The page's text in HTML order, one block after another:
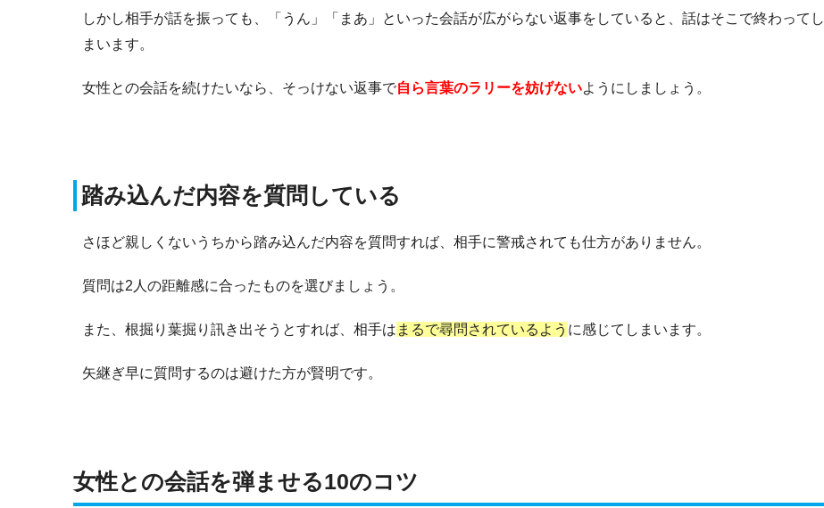
しかし相手が話を振っても、「うん」「まあ」といった会話が広がらない返事をしていると、話はそこで終わってし
まいます。
女性との会話を続けたいなら、そっけない返事で自ら言葉のラリーを妨げないようにしましょう。
踏み込んだ内容を質問している
さほど親しくないうちから踏み込んだ内容を質問すれば、相手に警戒されても仕方がありません。
質問は2人の距離感に合ったものを選びましょう。
また、根掘り葉掘り訊き出そうとすれば、相手は まるで尋問されているよう に感じてしまいます。
矢継ぎ早に質問するのは避けた方が賢明です。
女性との会話を弾ませる10のコツ